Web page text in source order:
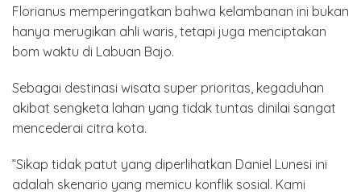
​Florianus memperingatkan bahwa kelambanan ini bukan
hanya merugikan ahli waris, tetapi juga menciptakan
bom waktu di Labuan Bajo.
Sebagai destinasi wisata super prioritas, kegaduhan
akibat sengketa lahan yang tidak tuntas dinilai sangat
mencederai citra kota.
​”Sikap tidak patut yang diperlihatkan Daniel Lunesi ini
adalah skenario yang memicu konflik sosial. Kami